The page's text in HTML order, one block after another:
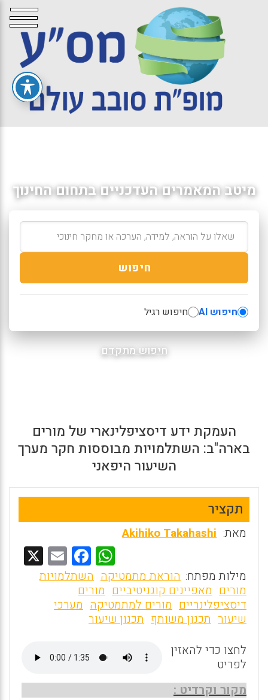
מיטב המאמרים העדכניים בתחום החינוך
חיפוש
חיפוש AI חיפוש רגיל
חיפוש מתקדם
העמקת ידע דיסציפלינארי של מורים
בארה"ב: השתלמויות מבוססות חקר מערך
השיעור היפאני
תקציר
מאת: Akihiko Takahashi
W
h
at
s
A
p
F
a
b
o
k
E
m מילות מפתח: הוראת מתמטיקה השתלמויות
מורים מאפיינים קוגניטיביים מורים
דיסציפלינריים מורים למתמטיקה מערכי
שיעור תכנון משותף תכנון שיעור
לחצו כדי להאזין
לפריט
מקור וקרדיט :